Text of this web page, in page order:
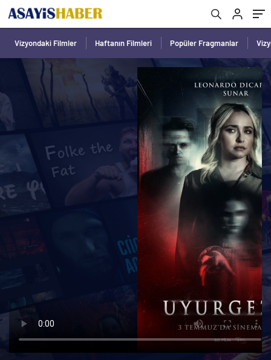
Vizyondaki Filmler Haftanın Filmleri Popüler Fragmanlar